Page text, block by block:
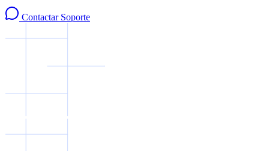
Contactar Soporte